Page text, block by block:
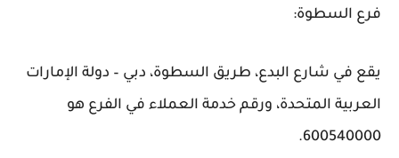
فرع السطوة:
يقع في شارع البدع، طريق السطوة، دبي – دولة الإمارات
العربية المتحدة، ورقم خدمة العملاء في الفرع هو
600540000.